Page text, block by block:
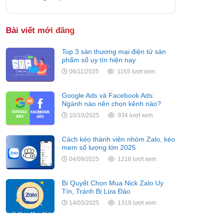
Bài viết mới đăng
Top 3 sàn thương mại điện tử sản
phẩm số uy tín hiện nay
06/11/2025 1165 lượt xem
Google Ads và Facebook Ads:
Ngành nào nên chọn kênh nào?
10/10/2025 934 lượt xem
Cách kéo thành viên nhóm Zalo, kéo
mem số lượng lớn 2025
04/09/2025 1216 lượt xem
Bí Quyết Chọn Mua Nick Zalo Uy
Tín, Tránh Bị Lừa Đảo
14/03/2025 1319 lượt xem